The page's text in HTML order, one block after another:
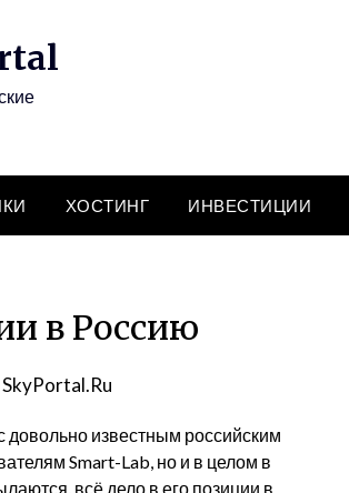
ХОСТИНГ ИНВЕСТИЦИИ
в Россию
известным российским
Smart-Lab, но и в целом в
всё дело в его позиции в